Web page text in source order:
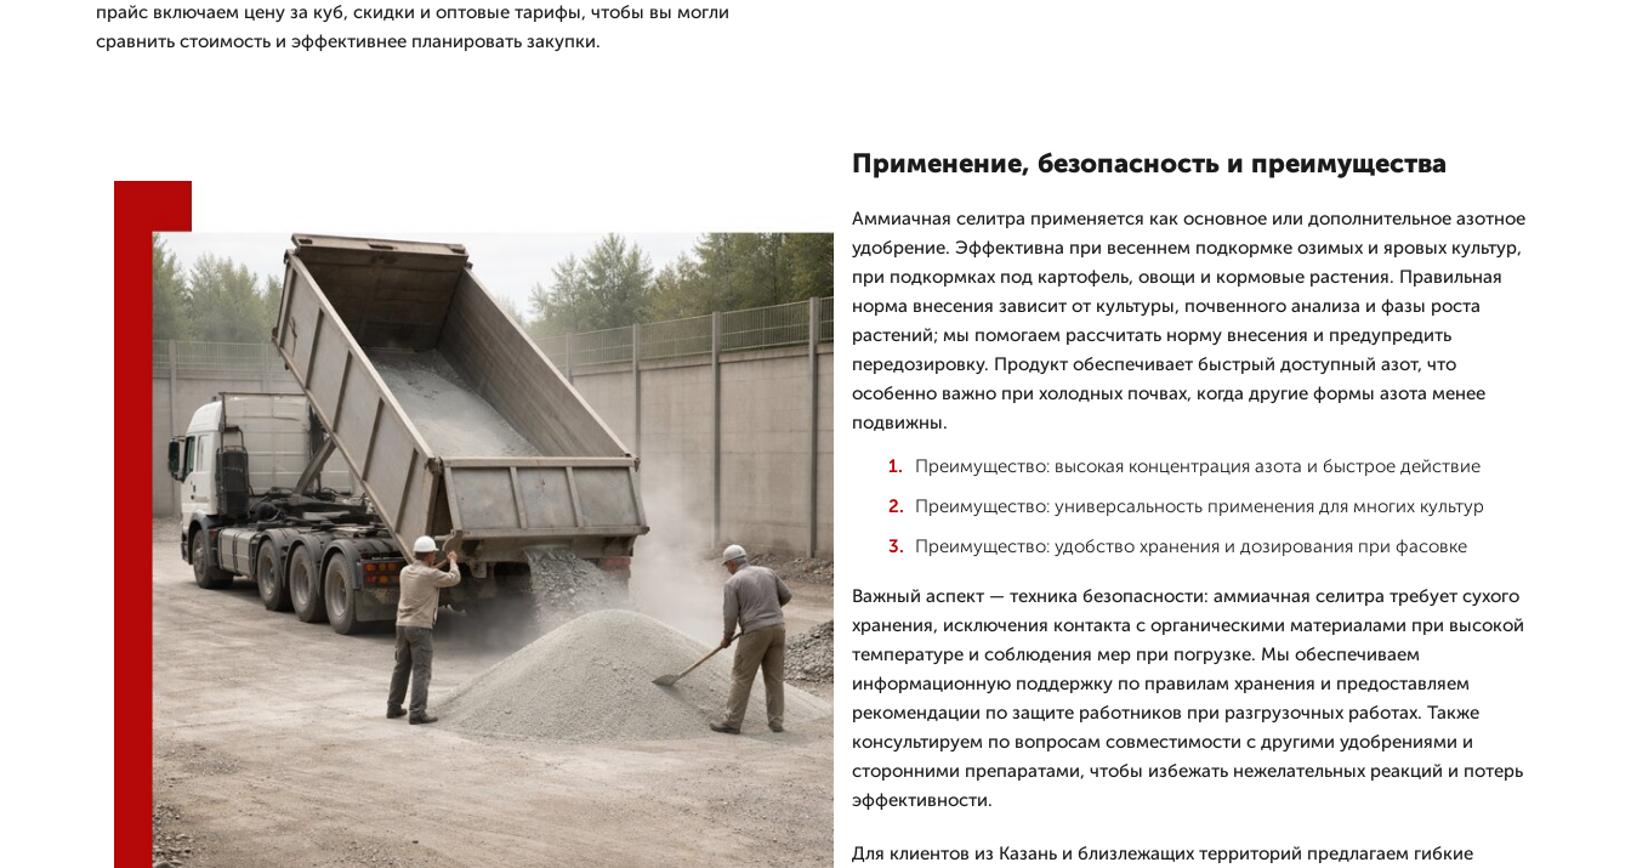
прайс включаем цену за куб, скидки и оптовые тарифы, чтобы вы могли
сравнить стоимость и эффективнее планировать закупки.
Применение, безопасность и преимущества
Аммиачная селитра применяется как основное или дополнительное азотное
удобрение. Эффективна при весеннем подкормке озимых и яровых культур,
при подкормках под картофель, овощи и кормовые растения. Правильная
норма внесения зависит от культуры, почвенного анализа и фазы роста
растений; мы помогаем рассчитать норму внесения и предупредить
передозировку. Продукт обеспечивает быстрый доступный азот, что
особенно важно при холодных почвах, когда другие формы азота менее
подвижны.
Преимущество: высокая концентрация азота и быстрое действие
Преимущество: универсальность применения для многих культур
Преимущество: удобство хранения и дозирования при фасовке
Важный аспект — техника безопасности: аммиачная селитра требует сухого
хранения, исключения контакта с органическими материалами при высокой
температуре и соблюдения мер при погрузке. Мы обеспечиваем
информационную поддержку по правилам хранения и предоставляем
рекомендации по защите работников при разгрузочных работах. Также
консультируем по вопросам совместимости с другими удобрениями и
сторонними препаратами, чтобы избежать нежелательных реакций и потерь
эффективности.
Для клиентов из Казань и близлежащих территорий предлагаем гибкие